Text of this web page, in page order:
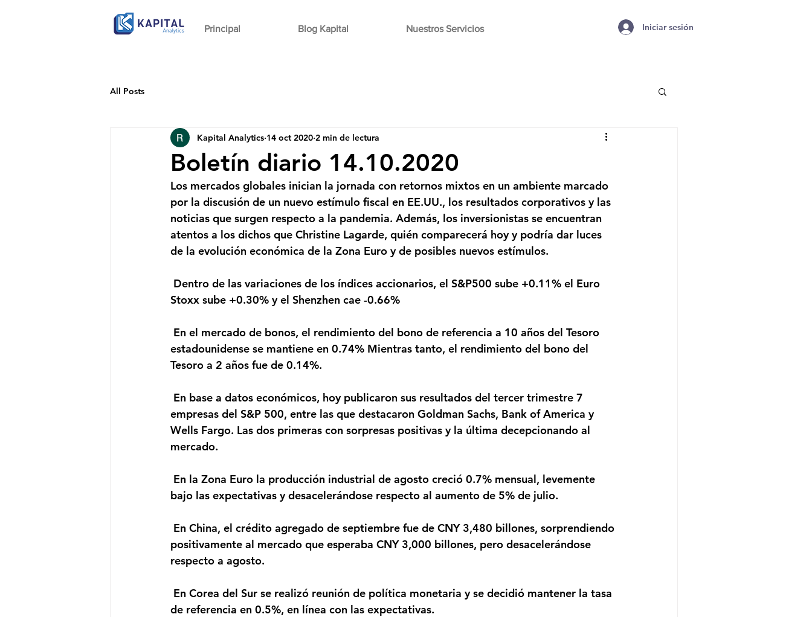
Principal Blog Kapital Nuestros Servicios Iniciar sesión
All Posts
Boletín diario 14.10.2020
Kapital Analytics 14 oct 2020 2 min de lectura
Los mercados globales inician la jornada con retornos mixtos en un ambiente marcado
por la discusión de un nuevo estímulo fiscal en EE.UU., los resultados corporativos y las
noticias que surgen respecto a la pandemia. Además, los inversionistas se encuentran
atentos a los dichos que Christine Lagarde, quién comparecerá hoy y podría dar luces
de la evolución económica de la Zona Euro y de posibles nuevos estímulos.
Stoxx sube +0.30% y el Shenzhen cae -0.66%
estadounidense se mantiene en 0.74% Mientras tanto, el rendimiento del bono del
Tesoro a 2 años fue de 0.14%.
empresas del S&P 500, entre las que destacaron Goldman Sachs, Bank of America y
Wells Fargo. Las dos primeras con sorpresas positivas y la última decepcionando al
mercado.
bajo las expectativas y desacelerándose respecto al aumento de 5% de julio.
positivamente al mercado que esperaba CNY 3,000 billones, pero desacelerándose
respecto a agosto.
de referencia en 0.5%, en línea con las expectativas.